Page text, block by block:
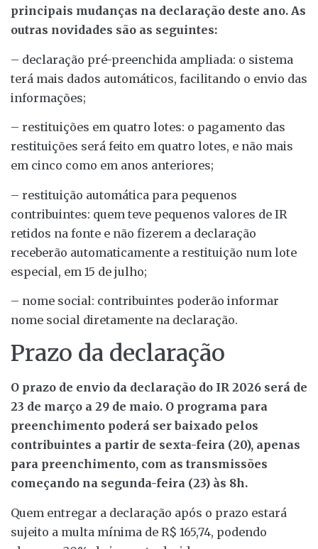
principais mudanças na declaração deste ano. As
outras novidades são as seguintes:
– declaração pré-preenchida ampliada: o sistema
terá mais dados automáticos, facilitando o envio das
informações;
– restituições em quatro lotes: o pagamento das
restituições será feito em quatro lotes, e não mais
em cinco como em anos anteriores;
– restituição automática para pequenos
contribuintes: quem teve pequenos valores de IR
retidos na fonte e não fizerem a declaração
receberão automaticamente a restituição num lote
especial, em 15 de julho;
– nome social: contribuintes poderão informar
nome social diretamente na declaração.
Prazo da declaração
O prazo de envio da declaração do IR 2026 será de
23 de março a 29 de maio. O programa para
preenchimento poderá ser baixado pelos
contribuintes a partir de sexta-feira (20), apenas
para preenchimento, com as transmissões
começando na segunda-feira (23) às 8h.
Quem entregar a declaração após o prazo estará
sujeito a multa mínima de R$ 165,74, podendo